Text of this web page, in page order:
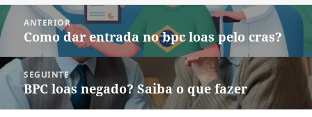
Navegação
de
ANTERIOR
Post
anterior:
Como dar entrada no bpc loas pelo cras?
SEGUINTE
Próximo
post:
BPC loas negado? Saiba o que fazer